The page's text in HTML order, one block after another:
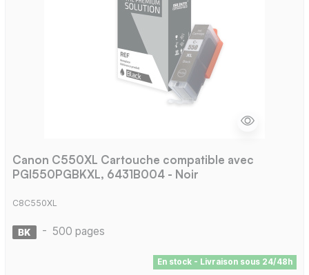
Canon C550XL Cartouche compatible avec
PGI550PGBKXL, 6431B004 - Noir
C8C550XL
- 500 pages
En stock - Livraison sous 24/48h